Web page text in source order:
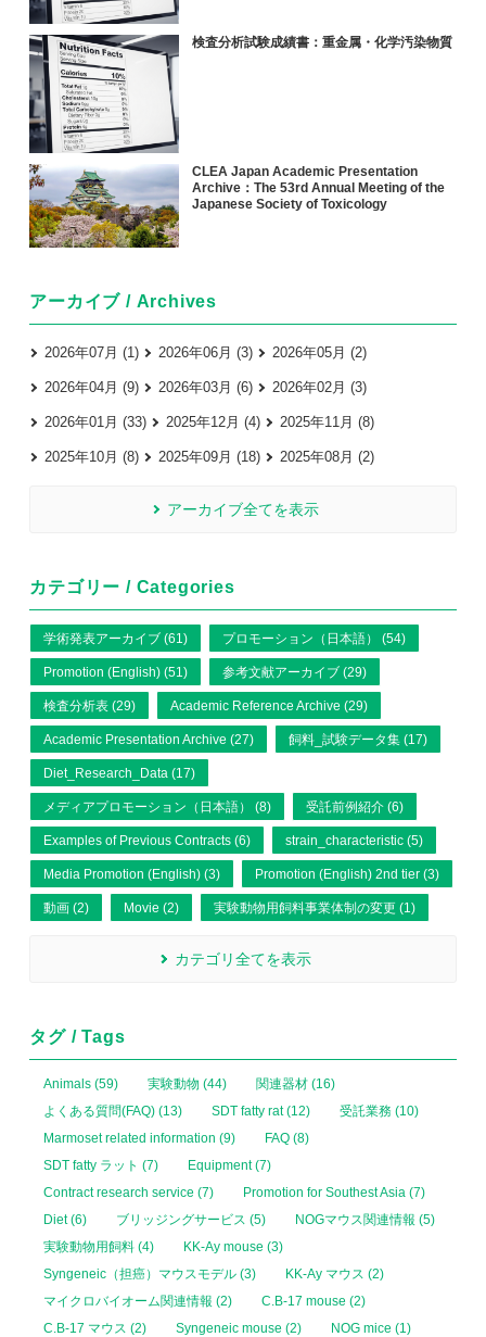
検査分析試験成績書：重金属・化学汚染物質
CLEA Japan Academic Presentation
Archive：The 53rd Annual Meeting of the
Japanese Society of Toxicology
アーカイブ / Archives
2026年07月 (1) 2026年06月 (3) 2026年05月 (2)
2026年04月 (9) 2026年03月 (6) 2026年02月 (3)
2026年01月 (33) 2025年12月 (4) 2025年11月 (8)
2025年10月 (8) 2025年09月 (18) 2025年08月 (2)
アーカイブ全てを表示
カテゴリー / Categories
学術発表アーカイブ (61) プロモーション（日本語） (54)
Promotion (English) (51) 参考文献アーカイブ (29)
検査分析表 (29) Academic Reference Archive (29)
Academic Presentation Archive (27) 飼料_試験データ集 (17)
Diet_Research_Data (17)
メディアプロモーション（日本語） (8) 受託前例紹介 (6)
Examples of Previous Contracts (6) strain_characteristic (5)
Media Promotion (English) (3) Promotion (English) 2nd tier (3)
動画 (2) Movie (2) 実験動物用飼料事業体制の変更 (1)
カテゴリ全てを表示
タグ / Tags
Animals (59) 実験動物 (44)
関連器材 (16)
よくある質問(FAQ) (13)
SDT fatty rat (12)
受託業務 (10)
Marmoset related information (9)
FAQ (8)
SDT fatty ラット (7)
Equipment (7)
Contract research service (7)
Promotion for Southest Asia (7)
Diet (6)
ブリッジングサービス (5)
NOGマウス関連情報 (5)
実験動物用飼料 (4)
KK-Ay mouse (3)
Syngeneic（担癌）マウスモデル (3)
KK-Ay マウス (2)
マイクロバイオーム関連情報 (2)
C.B-17 mouse (2)
C.B-17 マウス (2)
Syngeneic mouse (2) NOG mice (1)